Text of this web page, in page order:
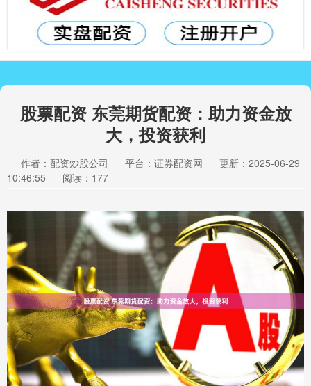
股票配资 东莞期货配资：助力资金放
大，投资获利
作者：配资炒股公司 平台：证券配资网
更新：2025-06-29
10:46:55
阅读：177